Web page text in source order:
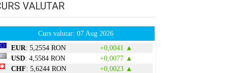
VALUTAR
Curs valutar: 07 Aug 2026
EUR: 5,2554 RON
+0,0041 ▲
USD: 4,5584 RON
+0,0077 ▲
CHF: 5,6244 RON
+0,0023 ▲